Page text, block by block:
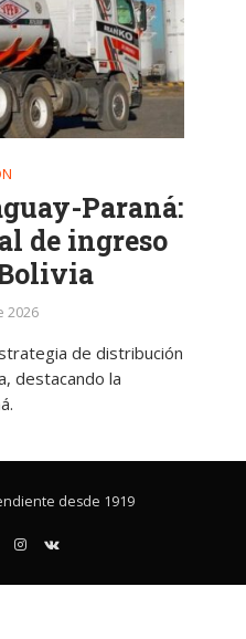
Paraná:
de ingreso
2026
de distribución
destacando la
desde 1919